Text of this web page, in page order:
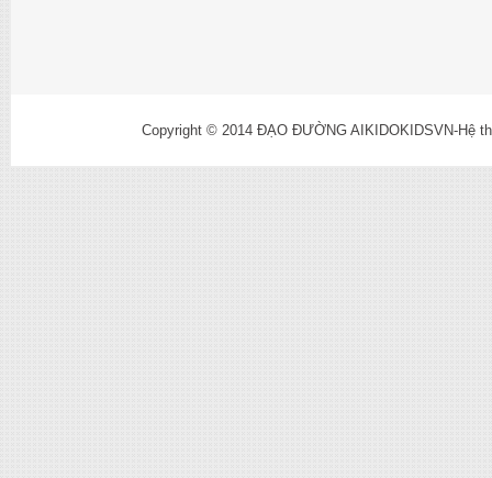
Copyright © 2014 ĐẠO ĐƯỜNG AIKIDOKIDSVN-Hệ